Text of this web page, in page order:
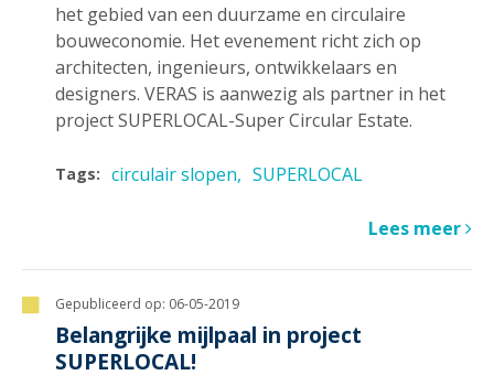
het gebied van een duurzame en circulaire
bouweconomie. Het evenement richt zich op
architecten, ingenieurs, ontwikkelaars en
designers. VERAS is aanwezig als partner in het
project SUPERLOCAL-Super Circular Estate.
Tags: circulair slopen SUPERLOCAL
Lees meer
Gepubliceerd op: 06-05-2019
Belangrijke mijlpaal in project
SUPERLOCAL!